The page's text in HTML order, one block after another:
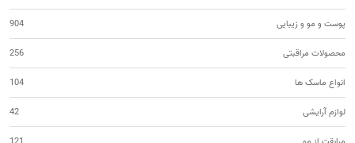
پوست و مو و زیبایی 904
محصولات مراقبتی 256
انواع ماسک ها 104
لوازم آرایشی 42